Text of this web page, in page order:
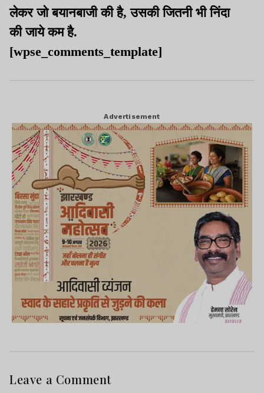
लेकर जो बयानबाजी की है, उसकी जितनी भी निंदा
की जाये कम है.
[wpse_comments_template]
Advertisement
Leave a Comment